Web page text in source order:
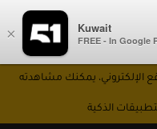
× Kuwait
FREE - In Google
الإلكتروني، يمكنك مشاهدته